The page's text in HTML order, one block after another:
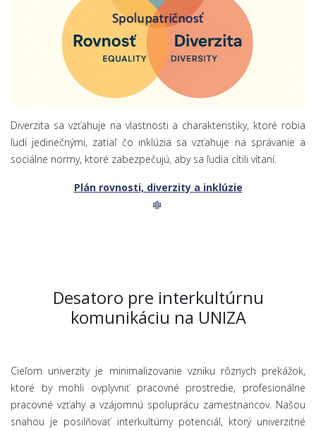
Diverzita sa vzťahuje na vlastnosti a charakteristiky, ktoré robia
ľudí jedinečnými, zatiaľ čo inklúzia sa vzťahuje na správanie a
sociálne normy, ktoré zabezpečujú, aby sa ľudia cítili vítaní.
Plán rovnosti, diverzity a inklúzie
Desatoro pre interkultúrnu
komunikáciu na UNIZA
Cieľom univerzity je minimalizovanie vzniku rôznych prekážok,
ktoré by mohli ovplyvniť pracovné prostredie, profesionálne
pracovné vzťahy a vzájomnú spoluprácu zamestnancov. Našou
snahou je posilňovať interkultúrny potenciál, ktorý univerzitné